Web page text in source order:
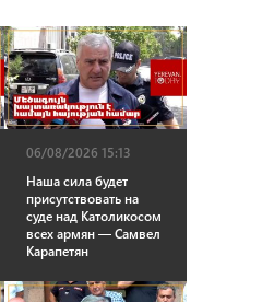
06/08/2026 15:13
Наша сила будет
присутствовать на
суде над Католикосом
всех армян — Самвел
Карапетян